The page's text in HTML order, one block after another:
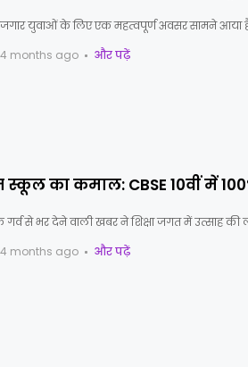
युवाओं के लिए एक महत्वपूर्ण अवसर सामने आया है।
4 months ago
और पढ़ें
स्कूल का कमाल: CBSE 10वीं में
से भर देने वाली खबर ने शिक्षा जगत में उत्साह की
4 months ago
और पढ़ें